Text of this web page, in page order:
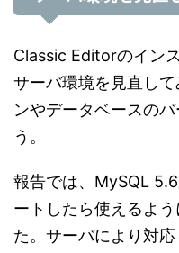
Classic Editorのイン
サーバ環境を見直し
ンやデータベースの
う。
報告では、MySQL
ートしたら使えるよ
た。サーバにより対